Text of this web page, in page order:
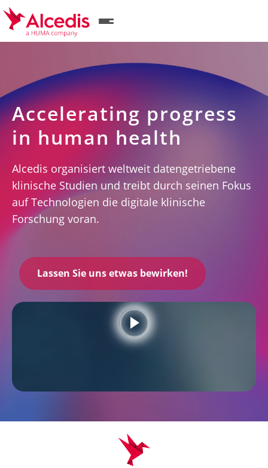
Direkt
zum
Inhalt
Accelerating progress
in human health
Alcedis organisiert weltweit datengetriebene
klinische Studien und treibt durch seinen Fokus
auf Technologien die digitale klinische
Forschung voran.
Lassen Sie uns etwas bewirken!